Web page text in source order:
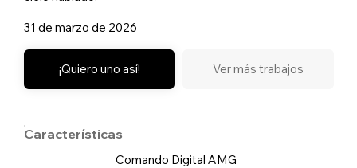
31 de marzo de 2026
¡Quiero uno así! Ver más trabajos
Características
Comando Digital AMG